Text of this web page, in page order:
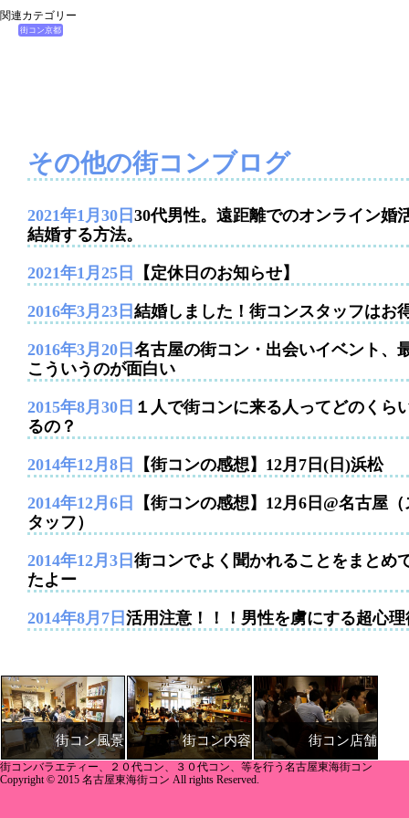
関連カテゴリー
街コン京都
その他の街コンブログ
2021年1月30日 30代男性。遠距離でのオンライン婚
結婚する方法。
2021年1月25日 【定休日のお知らせ】
2016年3月23日 結婚しました！街コンスタッフはお
2016年3月20日 名古屋の街コン・出会いイベント、
こういうのが面白い
2015年8月30日 １人で街コンに来る人ってどのくら
るの？
2014年12月8日 【街コンの感想】12月7日(日)浜松
2014年12月6日
【街コンの感想】12月6日@名古屋（
タッフ）
2014年12月3日 街コンでよく聞かれることをまとめ
たよー
2014年8月7日 活用注意！！！男性を虜にする超心理
街コン風景 街コン内容 街コン店舗
街コンバラエティー、２０代コン、３０代コン、等を行う名古屋東海街コン
Copyright © 2015 名古屋東海街コン All rights Reserved.